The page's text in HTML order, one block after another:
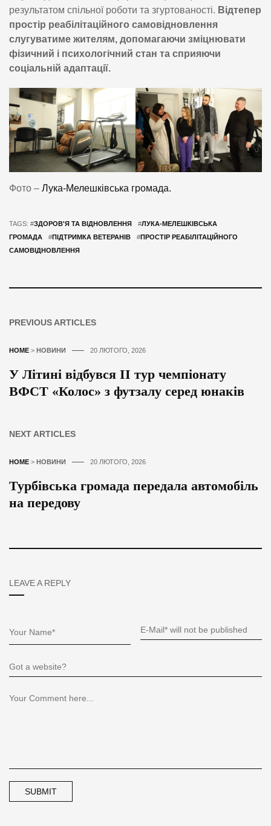
результатом спільної роботи та згуртованості. Відтепер
простір реабілітаційного самовідновлення
слугуватиме жителям, допомагаючи зміцнювати
фізичний і психологічний стан та сприяючи
соціальній адаптації.
Фото – Лука-Мелешківська громада.
TAGS: #ЗДОРОВ'Я ТА ВІДНОВЛЕННЯ #ЛУКА-МЕЛЕШКІВСЬКА
ГРОМАДА
#ПІДТРИМКА ВЕТЕРАНІВ #ПРОСТІР РЕАБІЛІТАЦІЙНОГО
САМОВІДНОВЛЕННЯ
PREVIOUS ARTICLES
HOME > НОВИНИ 20 ЛЮТОГО, 2026
У Літині відбувся ІІ тур чемпіонату
ВФСТ «Колос» з футзалу серед юнаків
NEXT ARTICLES
HOME > НОВИНИ 20 ЛЮТОГО, 2026
Турбівська громада передала автомобіль
на передову
LEAVE A REPLY